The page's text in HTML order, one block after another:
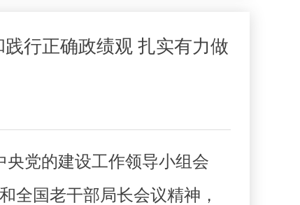
行正确政绩观 扎实有力做
党的建设工作领导小组会
全国老干部局长会议精神，